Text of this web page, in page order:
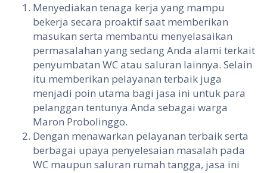
Menyediakan tenaga kerja yang mampu
bekerja secara proaktif saat memberikan
masukan serta membantu menyelasaikan
permasalahan yang sedang Anda alami terkait
penyumbatan WC atau saluran lainnya. Selain
itu memberikan pelayanan terbaik juga
menjadi poin utama bagi jasa ini untuk para
pelanggan tentunya Anda sebagai warga
Maron Probolinggo.
Dengan menawarkan pelayanan terbaik serta
berbagai upaya penyelesaian masalah pada
WC maupun saluran rumah tangga, jasa ini